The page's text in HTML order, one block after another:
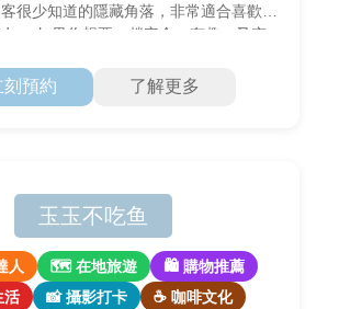
很少知道的隱藏角落，非常適合喜歡探
。 如果你想要一趟安全、有趣、又充
刻預約 了解更多
玉玉不吃鱼
人 🗺 在地旅遊
🛍 購物推薦
活
📸 攝影打卡
☕ 咖啡文化